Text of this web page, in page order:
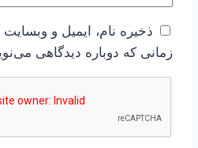
ذخیره نام، ایمیل و
زمانی که دوباره دیدگاهی